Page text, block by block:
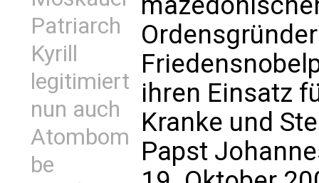
Patriarch
Kyrill
legitimiert
nun auch
Atombom
be
ihren Einsatz
Kranke und
Papst